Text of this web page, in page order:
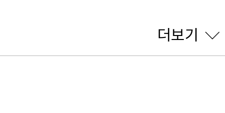
더보기